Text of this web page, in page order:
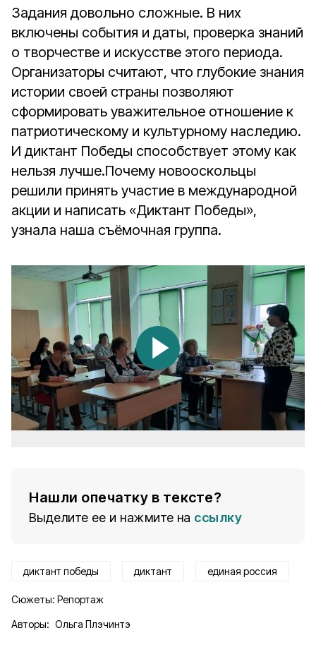
Задания довольно сложные. В них
включены события и даты, проверка знаний
о творчестве и искусстве этого периода.
Организаторы считают, что глубокие знания
истории своей страны позволяют
сформировать уважительное отношение к
патриотическому и культурному наследию.
И диктант Победы способствует этому как
нельзя лучше.Почему новооскольцы
решили принять участие в международной
акции и написать «Диктант Победы»,
узнала наша съёмочная группа.
Нашли опечатку в тексте?
Выделите ее и нажмите на ссылку
диктант победы диктант единая россия
Сюжеты: Репортаж
Авторы: Ольга Плэчинтэ